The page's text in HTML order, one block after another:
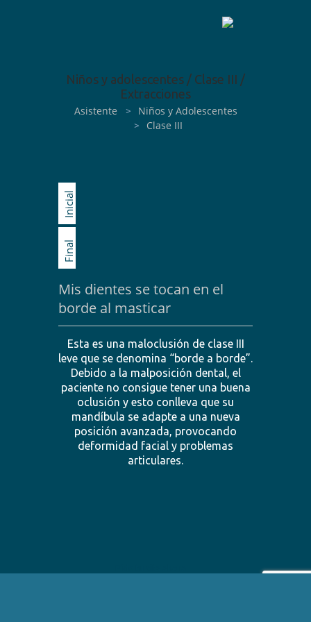
Niños y adolescentes / Clase III /
Extracciones
Asistente >
Niños y Adolescentes
>
Clase III
Inicial
Final
Mis dientes se tocan en el
borde al masticar
Esta es una maloclusión de clase III
leve que se denomina “borde a borde”.
Debido a la malposición dental, el
paciente no consigue tener una buena
oclusión y esto conlleva que su
mandíbula se adapte a una nueva
posición avanzada, provocando
deformidad facial y problemas
articulares.